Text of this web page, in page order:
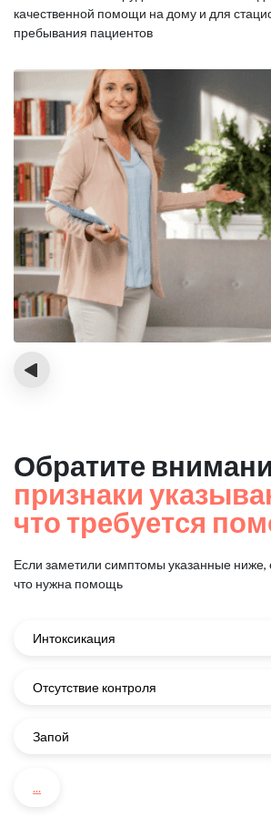
качественной помощи на дому и для
пребывания пациентов
‹
Обратите
признаки
что требуется
Если заметили симптомы указанные ниже,
что нужна помощь
Интоксикация
Отсутствие контроля
Запой
...